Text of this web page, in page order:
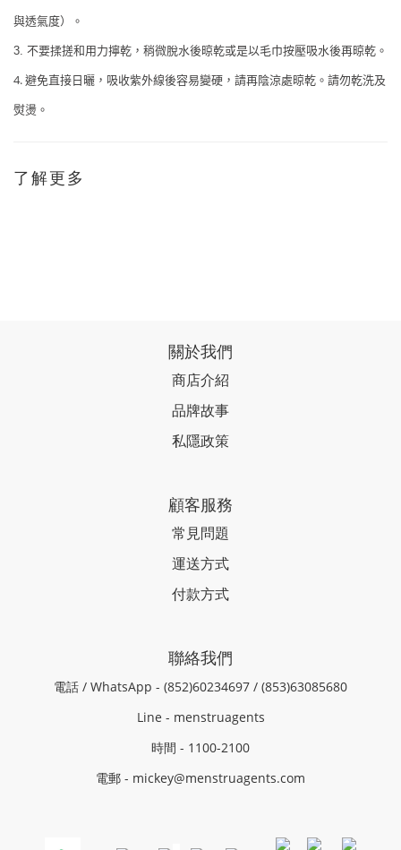
與透氣度）。
3. 不要揉搓和用力擰乾，稍微脫水後晾乾或是以毛巾按壓吸水後再晾乾。
4.避免直接日曬，吸收紫外線後容易變硬，請再陰涼處晾乾。請勿乾洗及
熨燙。
了解更多
關於我們
商店介紹
品牌故事
私隱政策
顧客服務
常見問題
運送方式
付款方式
聯絡我們
電話 / WhatsApp - (852)60234697 / (853)63085680
Line - menstruagents
時間 - 1100-2100
電郵 - mickey@menstruagents.com